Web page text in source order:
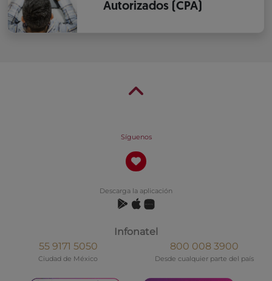
Autorizados (CPA)
Síguenos
Descarga la aplicación
Infonatel
55 9171 5050
Ciudad de México
800 008 3900
Desde cualquier parte del país